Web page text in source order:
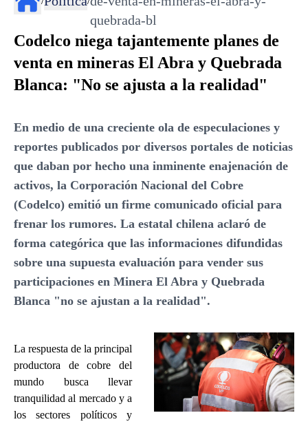
quebrada-bl
Codelco niega tajantemente planes de
venta en mineras El Abra y Quebrada
Blanca: "No se ajusta a la realidad"
En medio de una creciente ola de especulaciones y
reportes publicados por diversos portales de noticias
que daban por hecho una inminente enajenación de
activos, la Corporación Nacional del Cobre
(Codelco) emitió un firme comunicado oficial para
frenar los rumores. La estatal chilena aclaró de
forma categórica que las informaciones difundidas
sobre una supuesta evaluación para vender sus
participaciones en Minera El Abra y Quebrada
Blanca "no se ajustan a la realidad".
La respuesta de la principal
productora de cobre del
mundo busca llevar
tranquilidad al mercado y a
los sectores políticos y